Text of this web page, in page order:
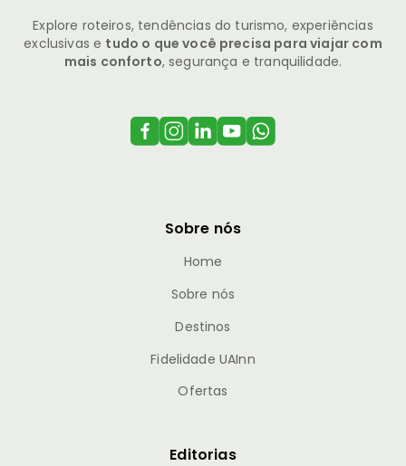
Explore roteiros, tendências do turismo, experiências
exclusivas e tudo o que você precisa para viajar com
mais conforto, segurança e tranquilidade.
Sobre nós
Home
Sobre nós
Destinos
Fidelidade UAInn
Ofertas
Editorias